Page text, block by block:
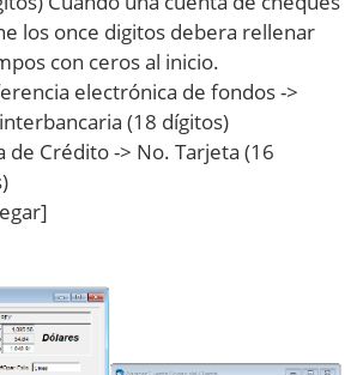
los once digitos debera rellenar
con ceros al inicio.
electrónica de fondos ->
(18 dígitos)
de Crédito -> No. Tarjeta (16